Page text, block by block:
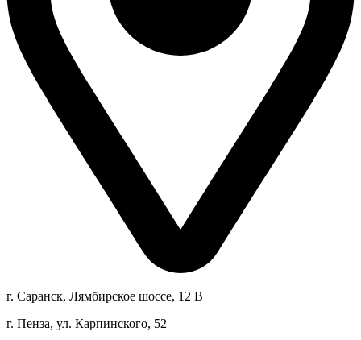
г. Саранск, Лямбирское шоссе, 12 В
г. Пенза, ул. Карпинского, 52